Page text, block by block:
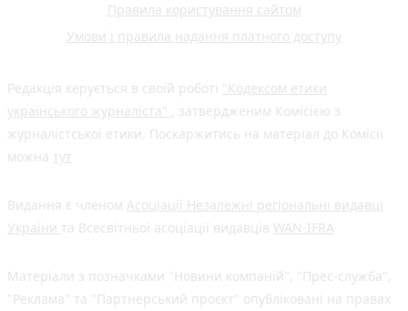
Правила користування сайтом
Умови і правила надання платного доступу
Редакція керується в своїй роботі "Кодексом етики
українського журналіста" , затвердженим Комісією з
журналістської етики. Поскаржитись на матеріал до Комісії
можна тут
Видання є членом Асоціації Незалежні регіональні видавці
України та Всесвітньої асоціації видавців WAN-IFRA
Матеріали з позначками "Новини компаній", "Прес-служба",
"Реклама" та "Партнерський проєкт" опубліковані на правах